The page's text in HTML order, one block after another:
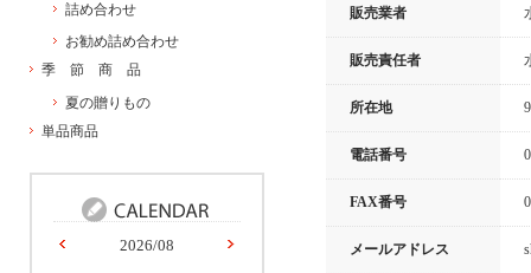
販売業者
販売責任者
所在地
電話番号
FAX番号
メールアドレス
詰め合わせ
お勧め詰め合わせ
季 節 商 品
夏の贈りもの
単品商品
2026/08